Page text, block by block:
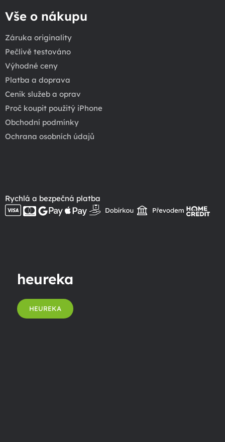
Vše o nákupu
Záruka originality
Pečlivě testováno
Výhodné ceny
Platba a doprava
Ceník služeb a oprav
Proč koupit použitý iPhone
Obchodní podmínky
Ochrana osobních údajů
Rychlá a bezpečná platba
heureka
HEUREKA